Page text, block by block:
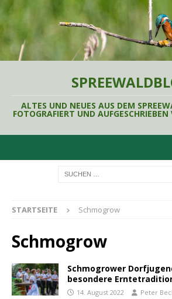
ALTES UND NEUES AUS DEM
FOTOGRAFIERT UND AUFGESCHRIEBEN
STARTSEITE Schmogrow
Schmogrow
Schmogrower
besondere
14. August 2022 Peter